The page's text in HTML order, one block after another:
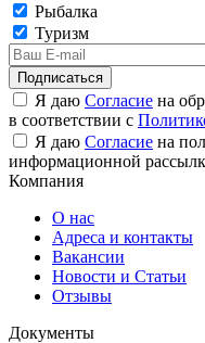
Рыбалка
Туризм
Подписаться
Я даю Согласие на
в соответствии с
Я даю Согласие на
информационной
Компания
О нас
Адреса и контакты
Вакансии
Новости и Статьи
Отзывы
Документы